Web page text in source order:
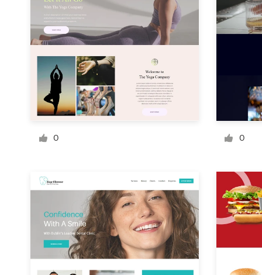
0 0
Projetos 1-para-1
Encontre um designer
Veja inspirações
99designs Studio
Design de logotipos
Cartão de visita